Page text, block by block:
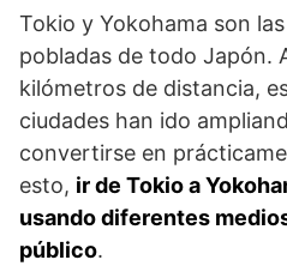
Tokio y Yokohama son
pobladas de todo Japón.
kilómetros de distancia,
ciudades han ido
convertirse en
esto, ir de Tokio a
usando diferentes
público.